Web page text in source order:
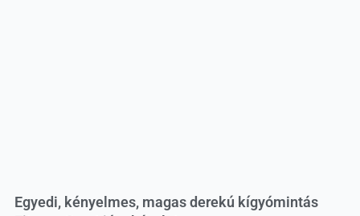
Egyedi, kényelmes, magas derekú kígyómintás